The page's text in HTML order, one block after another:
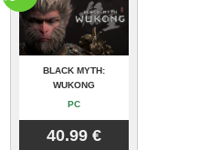
BLACK MYTH:
WUKONG
PC
40.99 €